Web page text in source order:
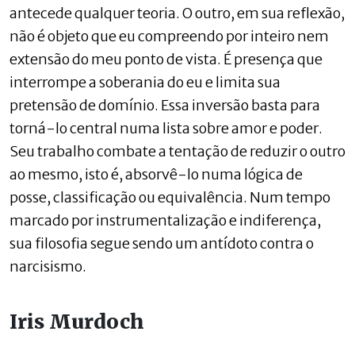
antecede qualquer teoria. O outro, em sua reflexão,
não é objeto que eu compreendo por inteiro nem
extensão do meu ponto de vista. É presença que
interrompe a soberania do eu e limita sua
pretensão de domínio. Essa inversão basta para
torná-lo central numa lista sobre amor e poder.
Seu trabalho combate a tentação de reduzir o outro
ao mesmo, isto é, absorvê-lo numa lógica de
posse, classificação ou equivalência. Num tempo
marcado por instrumentalização e indiferença,
sua filosofia segue sendo um antídoto contra o
narcisismo.
Iris Murdoch